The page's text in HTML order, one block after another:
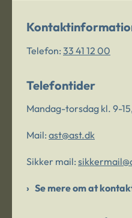
Telefon: 33 41 12 00
Telefontider
Mandag-torsdag kl. 9-
Mail: ast@ast.dk
Sikker mail:
Se mere om at